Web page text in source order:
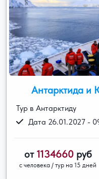
Антарктида и
Тур в Антарктиду
Дата 26.01.2027 -
от 1134660руб
с человека / тур на 15 дней